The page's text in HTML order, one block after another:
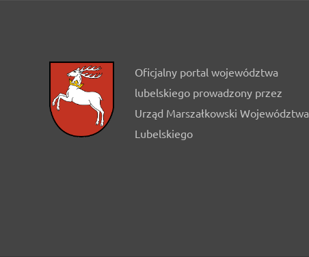
Oficjalny portal województwa
lubelskiego prowadzony przez
Urząd Marszałkowski Województwa
Lubelskiego